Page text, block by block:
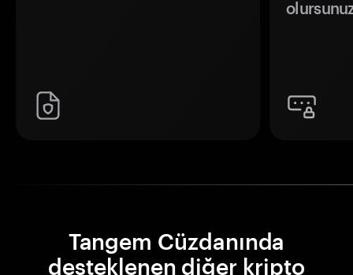
Tangem Cüzdanında
desteklenen diğer kripto